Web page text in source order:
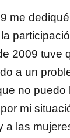
me
2009 tuve
a un
no puedo
mi
a las